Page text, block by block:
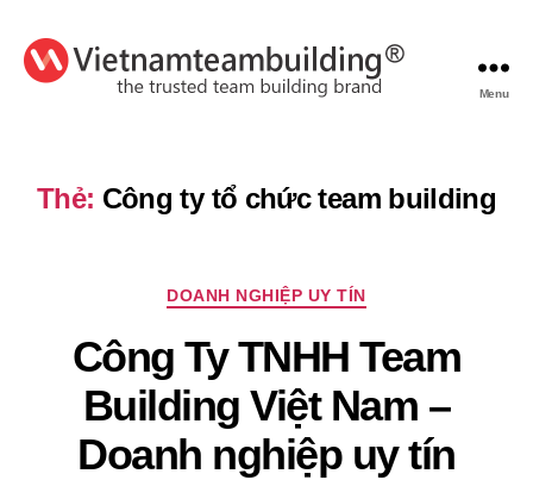
Menu
Thẻ: Công ty tổ chức team building
Chuyên
DOANH NGHIỆP UY TÍN
Công Ty TNHH Team
Building Việt Nam –
Doanh nghiệp uy tín